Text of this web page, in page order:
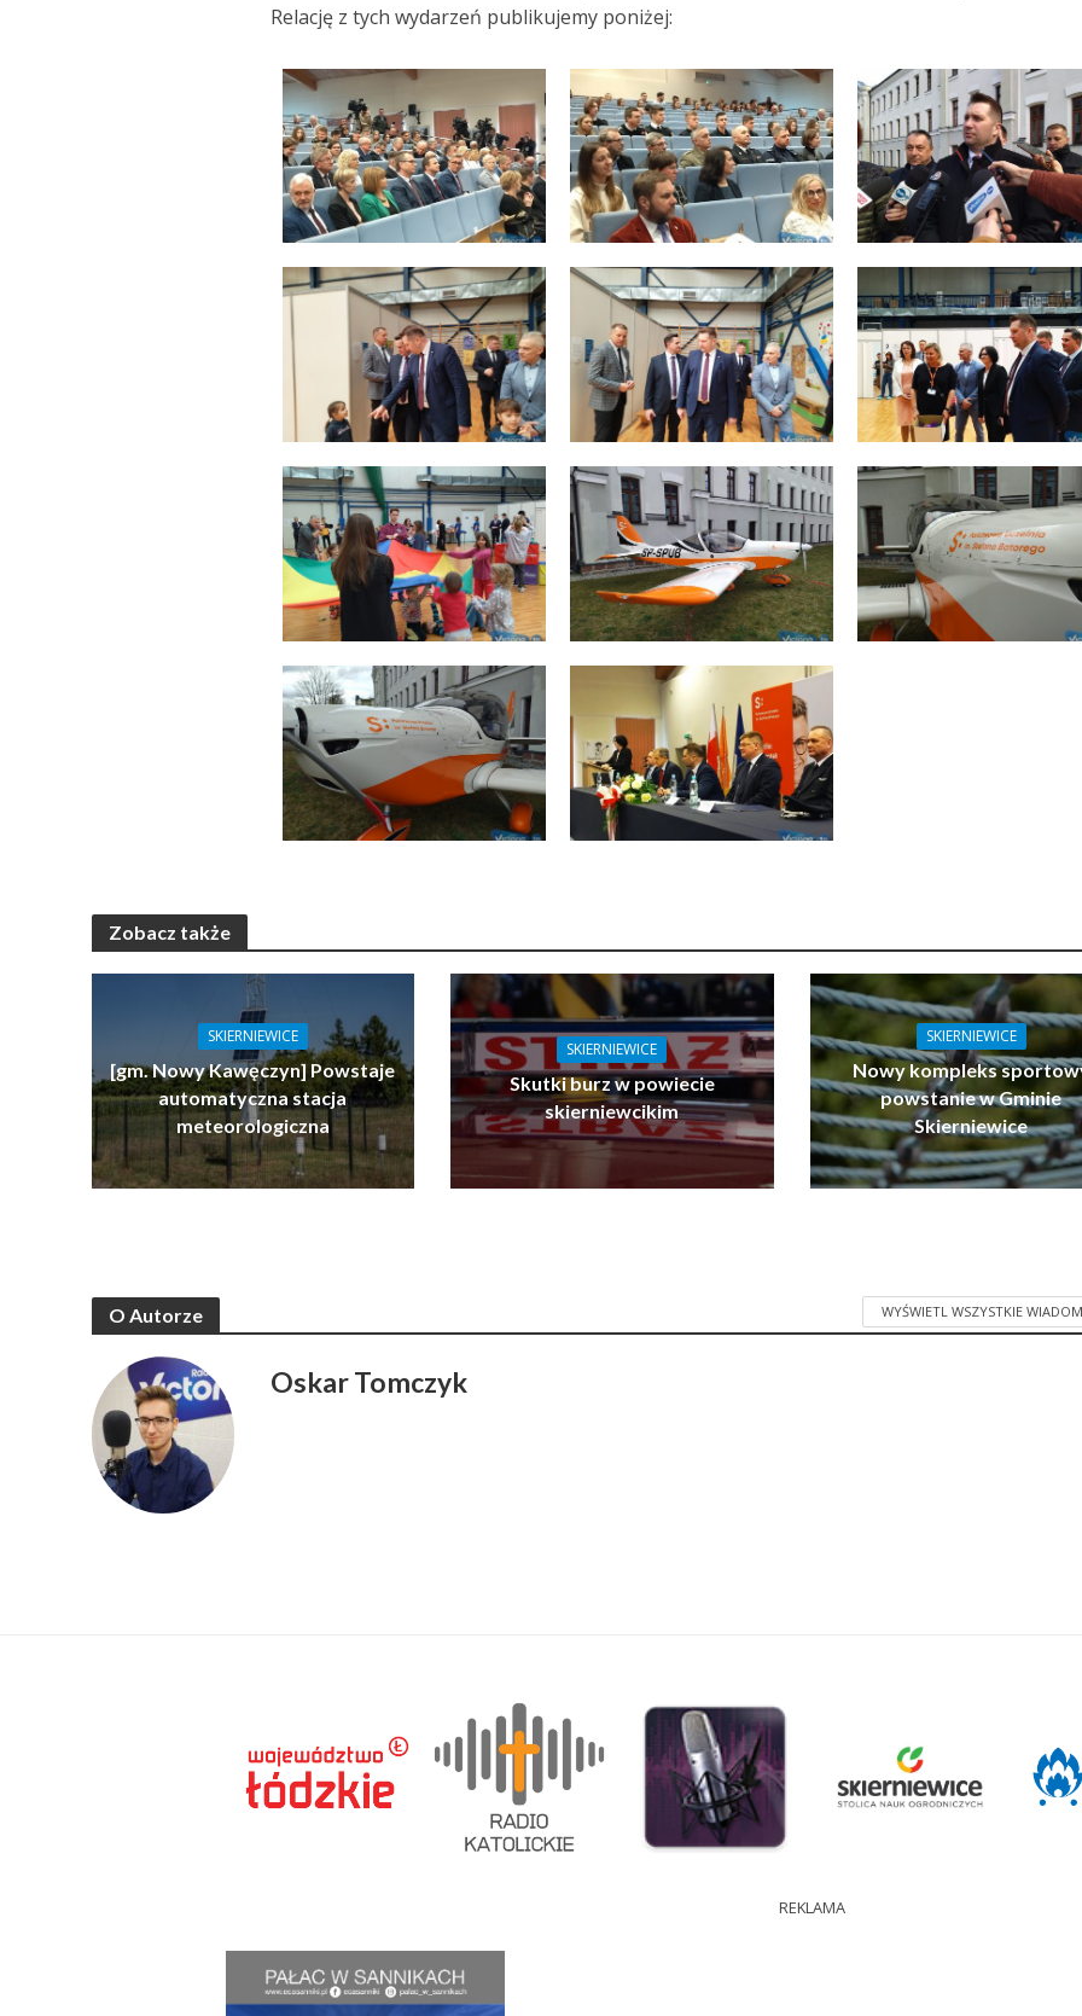
Relację z tych wydarzeń publikujemy poniżej:
Zobacz także
SKIERNIEWICE
[gm. Nowy Kawęczyn] Powstaje
automatyczna stacja
meteorologiczna
SKIERNIEWICE
Skutki burz w powiecie
skierniewcikim
SKIERNIEWICE
Nowy kompleks
powstanie w Gminie
Skierniewice
O Autorze WYŚWIETL WSZYSTKIE
Oskar Tomczyk
REKLAMA